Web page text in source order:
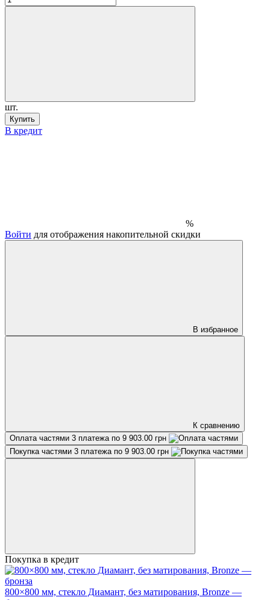
шт.
Купить
В кредит
%
Войти для отображения накопительной скидки
В избранное
К сравнению
Оплата частями 3 платежа по 9 903.00 грн
Покупка частями 3 платежа по 9 903.00 грн
Покупка в кредит
800×800 мм, стекло Диамант, без матирования, Bronze —